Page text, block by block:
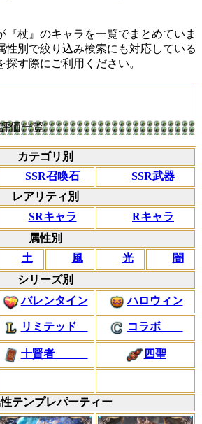
『杖』のキャラを一覧でまとめていま
性別で絞り込み検索にも対応している
す際にご利用ください。
価一覧
カテゴリ別
SSR召喚石
SSR武器
レアリティ別
SRキャラ
Rキャラ
属性別
土 風 光
闇
シリーズ別
バレンタイン ハロウィン
リミテッド コラボ
十賢者 四聖
テンプレパーティー